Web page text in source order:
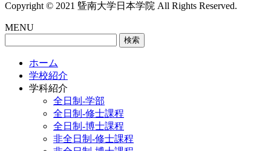
Copyright © 2021 曁南大学日本学院 All Rights Reserved.
MENU
ホーム
学校紹介
学科紹介
全日制-学部
全日制-修士課程
全日制-博士課程
非全日制-修士課程